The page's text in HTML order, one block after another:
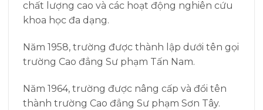
chất lượng cao và các hoạt động nghiên cứu
khoa học đa dạng.
Năm 1958, trường được thành lập dưới tên gọi
trường Cao đẳng Sư phạm Tấn Nam.
Năm 1964, trường được nâng cấp và đổi tên
thành trường Cao đẳng Sư phạm Sơn Tây.